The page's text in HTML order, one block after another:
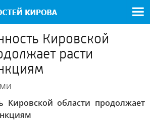
Кировской
расти
Кировской области продолжает